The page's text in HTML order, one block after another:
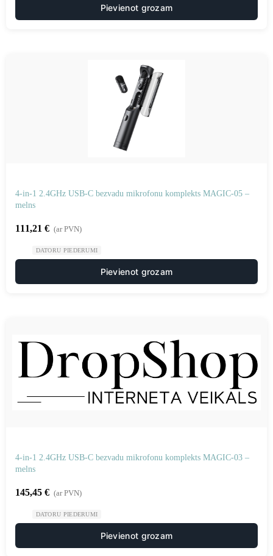
Pievienot grozam
4-in-1 2.4GHz USB-C bezvadu mikrofonu komplekts MAGIC-05 –
melns
111,21 € (ar PVN)
DATORU PIEDERUMI
Pievienot grozam
4-in-1 2.4GHz USB-C bezvadu mikrofonu komplekts MAGIC-03 –
melns
145,45 € (ar PVN)
DATORU PIEDERUMI
Pievienot grozam